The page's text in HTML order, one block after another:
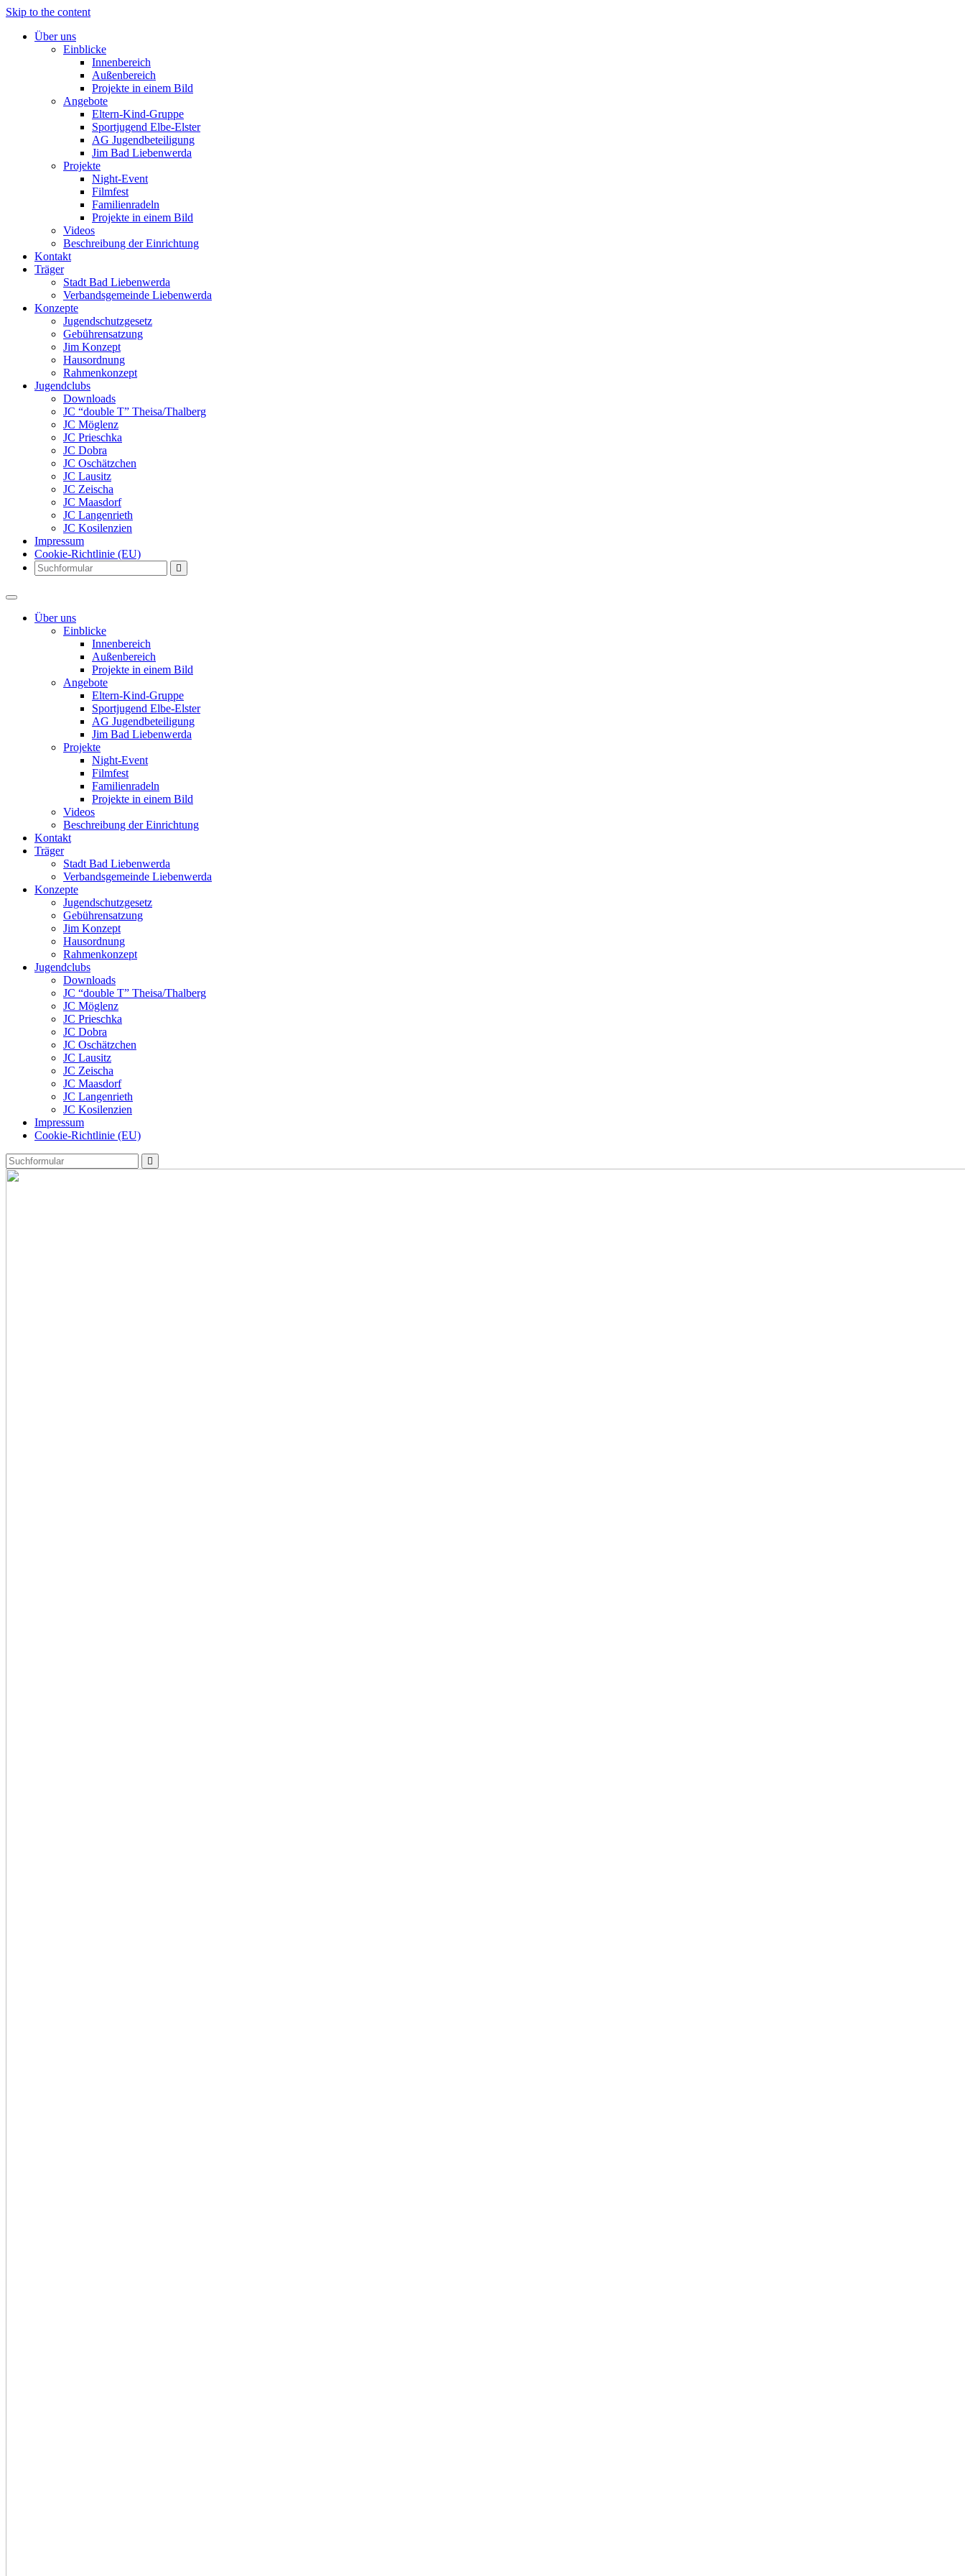
Skip to the content
Über uns
Einblicke
Innenbereich
Außenbereich
Projekte in einem Bild
Angebote
Eltern-Kind-Gruppe
Sportjugend Elbe-Elster
AG Jugendbeteiligung
Jim Bad Liebenwerda
Projekte
Night-Event
Filmfest
Familienradeln
Projekte in einem Bild
Videos
Beschreibung der Einrichtung
Kontakt
Träger
Stadt Bad Liebenwerda
Verbandsgemeinde Liebenwerda
Konzepte
Jugendschutzgesetz
Gebührensatzung
Jim Konzept
Hausordnung
Rahmenkonzept
Jugendclubs
Downloads
JC “double T” Theisa/Thalberg
JC Möglenz
JC Prieschka
JC Dobra
JC Oschätzchen
JC Lausitz
JC Zeischa
JC Maasdorf
JC Langenrieth
JC Kosilenzien
Impressum
Cookie-Richtlinie (EU)
Search
Über uns
Einblicke
Innenbereich
Außenbereich
Projekte in einem Bild
Angebote
Eltern-Kind-Gruppe
Sportjugend Elbe-Elster
AG Jugendbeteiligung
Jim Bad Liebenwerda
Projekte
Night-Event
Filmfest
Familienradeln
Projekte in einem Bild
Videos
Beschreibung der Einrichtung
Kontakt
Träger
Stadt Bad Liebenwerda
Verbandsgemeinde Liebenwerda
Konzepte
Jugendschutzgesetz
Gebührensatzung
Jim Konzept
Hausordnung
Rahmenkonzept
Jugendclubs
Downloads
JC “double T” Theisa/Thalberg
JC Möglenz
JC Prieschka
JC Dobra
JC Oschätzchen
JC Lausitz
JC Zeischa
JC Maasdorf
JC Langenrieth
JC Kosilenzien
Impressum
Cookie-Richtlinie (EU)
Search